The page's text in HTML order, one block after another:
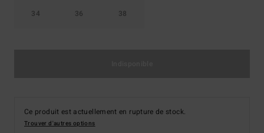
34 36 38
Ce produit est actuellement en rupture de stock.
Trouver d'autres options